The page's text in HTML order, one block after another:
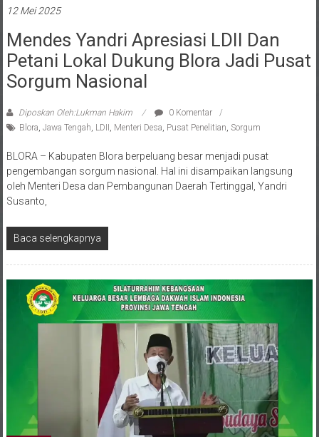
12 Mei 2025
Mendes Yandri Apresiasi LDII Dan
Petani Lokal Dukung Blora Jadi Pusat
Sorgum Nasional
Diposkan Oleh:Lukman Hakim
0 Komentar
Blora Jawa Tengah LDII Menteri Desa Pusat Penelitian Sorgum
BLORA – Kabupaten Blora berpeluang besar menjadi pusat
pengembangan sorgum nasional. Hal ini disampaikan langsung
oleh Menteri Desa dan Pembangunan Daerah Tertinggal, Yandri
Susanto,
Baca selengkapnya